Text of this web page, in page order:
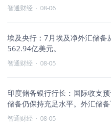
智通财经 · 08-06
埃及央行：7月埃及净外汇储
562.94亿美元。
智通财经 · 08-05
印度储备银行行长：国际收支
储备仍保持充足水平。外汇储
需求。
智通财经 · 08-05